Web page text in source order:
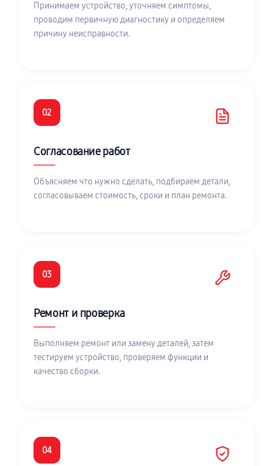
Принимаем устройство, уточняем симптомы,
проводим первичную диагностику и определяем
причину неисправности.
02
Согласование работ
Объясняем что нужно сделать, подбираем детали,
согласовываем стоимость, сроки и план ремонта.
03
Ремонт и проверка
Выполняем ремонт или замену деталей, затем
тестируем устройство, проверяем функции и
качество сборки.
04